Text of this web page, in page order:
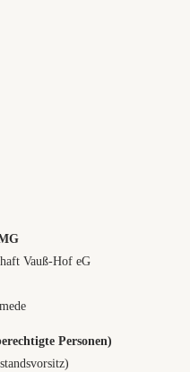
Vauß-Hof eG
Personen)